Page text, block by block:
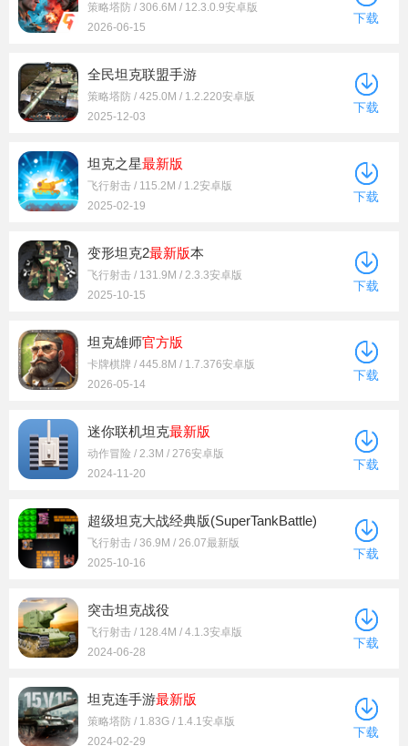
策略塔防 / 306.6M / 12.3.0.9安卓版
2026-06-15
下载
全民坦克联盟手游
策略塔防 / 425.0M / 1.2.220安卓版
2025-12-03
下载
坦克之星最新版
飞行射击 / 115.2M / 1.2安卓版
2025-02-19
下载
变形坦克2最新版本
飞行射击 / 131.9M / 2.3.3安卓版
2025-10-15
下载
坦克雄师官方版
卡牌棋牌 / 445.8M / 1.7.376安卓版
2026-05-14
下载
迷你联机坦克最新版
动作冒险 / 2.3M / 276安卓版
2024-11-20
下载
超级坦克大战经典版(SuperTankBattle)
飞行射击 / 36.9M / 26.07最新版
2025-10-16
下载
突击坦克战役
飞行射击 / 128.4M / 4.1.3安卓版
2024-06-28
下载
坦克连手游最新版
策略塔防 / 1.83G / 1.4.1安卓版
2024-02-29
下载